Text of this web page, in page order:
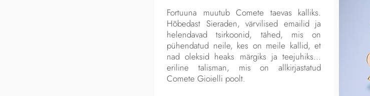
Fortuuna muutub Comete taevas kalliks.
Hõbedast Sieraden, värvilised emailid ja
helendavad tsirkoonid, tähed, mis on
pühendatud neile, kes on meile kallid, et
nad oleksid heaks märgiks ja teejuhiks...
eriline talisman, mis on allkirjastatud
Comete Gioielli poolt.